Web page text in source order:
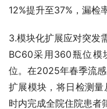
12%提升至37%，漏检
3.模块化扩展应对突发
BC60采用360瓶位模
位。在2025年春季流
扩展模块，将日检测
时内完成全院住院患者